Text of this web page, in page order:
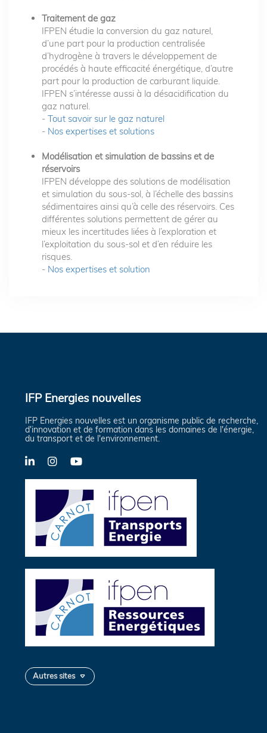
Traitement de gaz
IFPEN étudie la conversion du gaz naturel,
d’une part pour la production centralisée
d’hydrogène à travers le développement de
procédés à haute efficacité énergétique, d’autre
part pour la production de carburant liquide.
IFPEN s’intéresse aussi à la désacidification du
gaz naturel.
- Tout savoir sur le gaz naturel
- Nos expertises et solutions
Modélisation et simulation de bassins et de
réservoirs
IFPEN développe des solutions de modélisation
et simulation du sous-sol, à l’échelle des bassins
sédimentaires ainsi qu’à celle des réservoirs. Ces
différentes solutions permettent de gérer au
mieux les incertitudes liées à l’exploration et
l’exploitation du sous-sol et d’en réduire les
risques.
- Nos expertises et solution
IFP Energies nouvelles
IFP Energies nouvelles est un organisme public de recherche,
d'innovation et de formation dans les domaines de l'énergie,
du transport et de l'environnement.
LinkedInInstagramYouTube
Autres sites